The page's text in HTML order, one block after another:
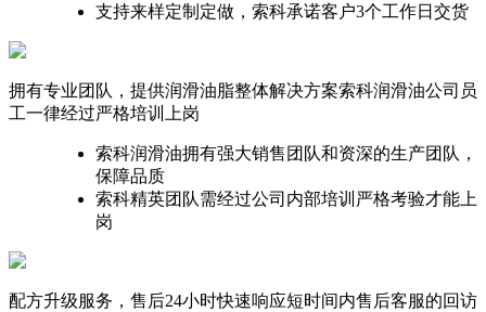
支持来样定制定做，索科承诺客户3个工作日交货
拥有专业团队，提供润滑油脂整体解决方案索科润滑油公司员
工一律经过严格培训上岗
索科润滑油拥有强大销售团队和资深的生产团队，
保障品质
索科精英团队需经过公司内部培训严格考验才能上
岗
配方升级服务，售后24小时快速响应短时间内售后客服的回访